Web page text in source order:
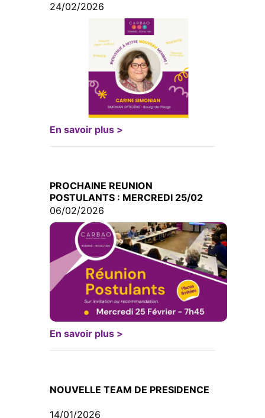
24/02/2026
En savoir plus >
PROCHAINE REUNION
POSTULANTS : MERCREDI 25/02
06/02/2026
En savoir plus >
NOUVELLE TEAM DE PRESIDENCE
14/01/2026